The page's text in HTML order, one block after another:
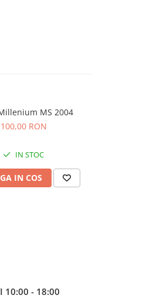
MS 2004
100,00 RON
IN STOC
IN COS
10:00 - 18:00